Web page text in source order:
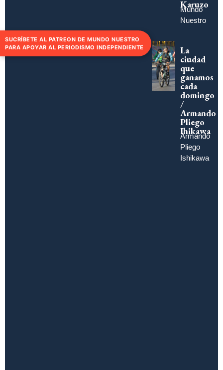
Karuzo
Mundo
Nuestro
La
ciudad
que
ganamos
cada
domingo
/
Armando
Pliego
Ihikawa
Armando
Pliego
Ishikawa
SUCRÍBETE AL PATREON DE MUNDO NUESTRO
PARA APOYAR AL PERIODISMO INDEPENDIENTE